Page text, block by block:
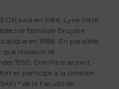
en 1986, Lyne Pitre
familiale Bruyère
en 1988. En parallèle,
médecin et
1990, Dre Pitre se joint
et participe à la création
* de la Faculté de